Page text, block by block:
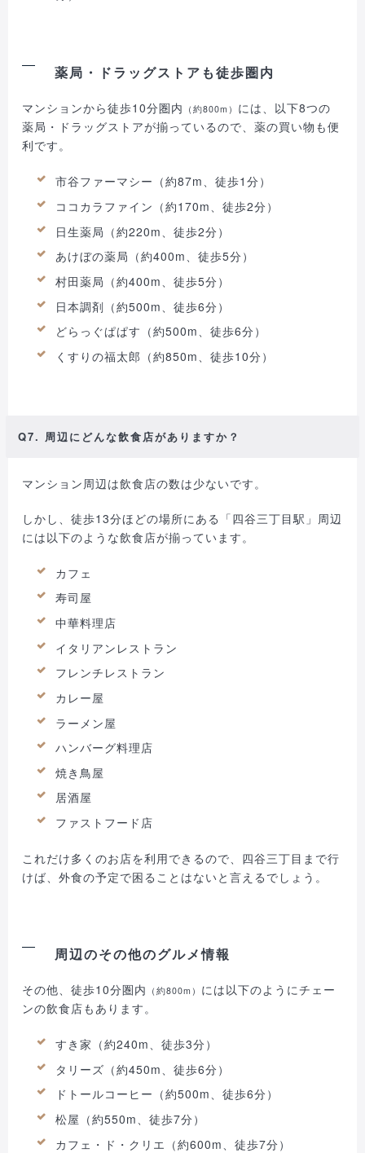
薬局・ドラッグストアも徒歩圏内
マンションから徒歩10分圏内 （約800m） には、以下8つの
薬局・ドラッグストアが揃っているので、薬の買い物も便
利です。
市谷ファーマシー（約87m、徒歩1分）
ココカラファイン（約170m、徒歩2分）
日生薬局（約220m、徒歩2分）
あけぼの薬局（約400m、徒歩5分）
村田薬局（約400m、徒歩5分）
日本調剤（約500m、徒歩6分）
どらっぐぱぱす（約500m、徒歩6分）
くすりの福太郎（約850m、徒歩10分）
Q7. 周辺にどんな飲食店がありますか？
マンション周辺は飲食店の数は少ないです。
しかし、徒歩13分ほどの場所にある「四谷三丁目駅」周辺
には以下のような飲食店が揃っています。
カフェ
寿司屋
中華料理店
イタリアンレストラン
フレンチレストラン
カレー屋
ラーメン屋
ハンバーグ料理店
焼き鳥屋
居酒屋
ファストフード店
これだけ多くのお店を利用できるので、四谷三丁目まで行
けば、外食の予定で困ることはないと言えるでしょう。
周辺のその他のグルメ情報
その他、徒歩10分圏内 （約800m） には以下のようにチェー
ンの飲食店もあります。
すき家（約240m、徒歩3分）
タリーズ（約450m、徒歩6分）
ドトールコーヒー（約500m、徒歩6分）
松屋（約550m、徒歩7分）
カフェ・ド・クリエ（約600m、徒歩7分）